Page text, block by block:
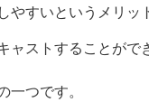
すいというメリッ
ャストすることが
一つです。